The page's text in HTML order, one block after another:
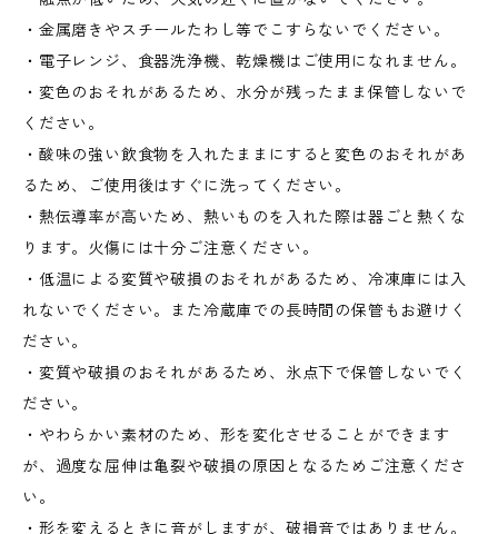
・金属磨きやスチールたわし等でこすらないでください。
・電子レンジ、食器洗浄機、乾燥機はご使用になれません。
・変色のおそれがあるため、水分が残ったまま保管しないで
ください。
・酸味の強い飲食物を入れたままにすると変色のおそれがあ
るため、ご使用後はすぐに洗ってください。
・熱伝導率が高いため、熱いものを入れた際は器ごと熱くな
ります。火傷には十分ご注意ください。
・低温による変質や破損のおそれがあるため、冷凍庫には入
れないでください。また冷蔵庫での長時間の保管もお避けく
ださい。
・変質や破損のおそれがあるため、氷点下で保管しないでく
ださい。
・やわらかい素材のため、形を変化させることができます
が、過度な屈伸は亀裂や破損の原因となるためご注意くださ
い。
・形を変えるときに音がしますが、破損音ではありません。